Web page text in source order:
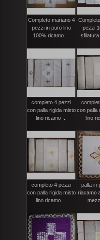
Completo mariano 4
pezzi in puro lino
100% ricamo ...
pezzi
sfilatura
completo 4 pezzi
con palla rigida misto
lino ricamo ...
con palla
lino
completo 4 pezzi
con palla rigida misto
lino ricamo ...
palla in
riacamo